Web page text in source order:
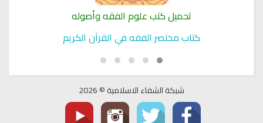
تحميل كتب علوم الفقه وأصوله
كتاب مختصر الفقه في القرآن الكريم
شبكة الشفاء الاسلامية © 2026